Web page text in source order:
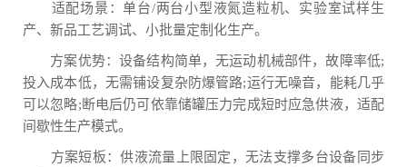
适配场景：单台/两台小型液氮造粒机、实验室试样生
产、新品工艺调试、小批量定制化生产。
方案优势：设备结构简单，无运动机械部件，故障率低;
投入成本低，无需铺设复杂防爆管路;运行无噪音，能耗几乎
可以忽略;断电后仍可依靠储罐压力完成短时应急供液，适配
间歇性生产模式。
方案短板：供液流量上限固定，无法支撑多台设备同步